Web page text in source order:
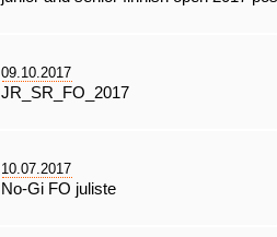
09.10.2017
JR_SR_FO_2017
10.07.2017
No-Gi FO juliste